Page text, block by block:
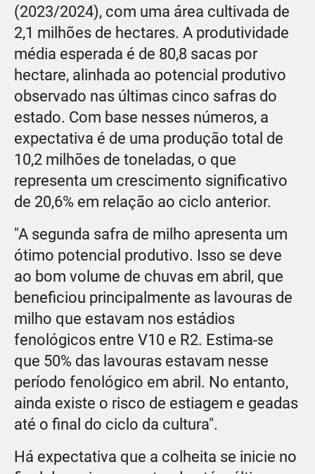
(2023/2024), com uma área cultivada de
2,1 milhões de hectares. A produtividade
média esperada é de 80,8 sacas por
hectare, alinhada ao potencial produtivo
observado nas últimas cinco safras do
estado. Com base nesses números, a
expectativa é de uma produção total de
10,2 milhões de toneladas, o que
representa um crescimento significativo
de 20,6% em relação ao ciclo anterior.
"A segunda safra de milho apresenta um
ótimo potencial produtivo. Isso se deve
ao bom volume de chuvas em abril, que
beneficiou principalmente as lavouras de
milho que estavam nos estádios
fenológicos entre V10 e R2. Estima-se
que 50% das lavouras estavam nesse
período fenológico em abril. No entanto,
ainda existe o risco de estiagem e geadas
até o final do ciclo da cultura".
Há expectativa que a colheita se inicie no